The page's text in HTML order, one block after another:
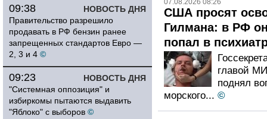
НОВОСТЬ ДНЯ
09:38
Правительство разрешило
продавать в РФ бензин ранее
запрещенных стандартов Евро —
2, 3 и 4 ©
НОВОСТЬ ДНЯ
09:23
"Системная оппозиция" и
избиркомы пытаются выдавить
"Яблоко" с выборов ©
07.08.2026 08:26
США просят
Гилмана: в РФ
попал в
главой
поднял
морского... ©